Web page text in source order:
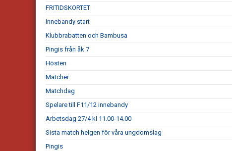
FRITIDSKORTET
Innebandy start
Klubbrabatten och Bambusa
Pingis från åk 7
Hösten
Matcher
Matchdag
Spelare till F11/12 innebandy
Arbetsdag 27/4 kl 11.00-14.00
Sista match helgen för våra ungdomslag
Pingis